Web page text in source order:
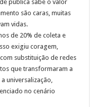
pública sabe o valor
são caras, muitas
vidas.
de 20% de coleta e
exigiu coragem,
substituição de redes
que transformaram a
universalização,
no cenário